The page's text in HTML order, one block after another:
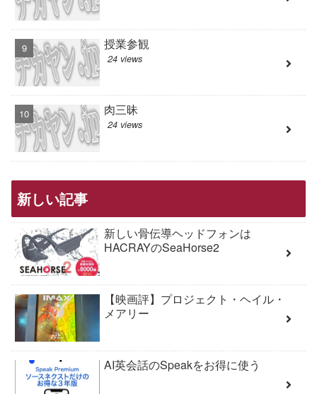
授業参観
24 views
肉三昧
24 views
新しい記事
新しい骨伝導ヘッドフォンは
HACRAYのSeaHorse2
【映画評】プロジェクト・ヘイル・
メアリー
AI英会話のSpeakをお得に使う